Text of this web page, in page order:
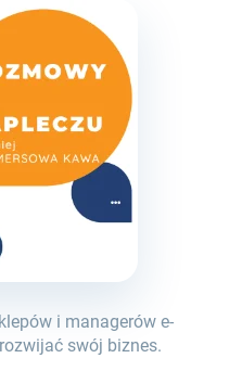
i managerów e-
swój biznes.